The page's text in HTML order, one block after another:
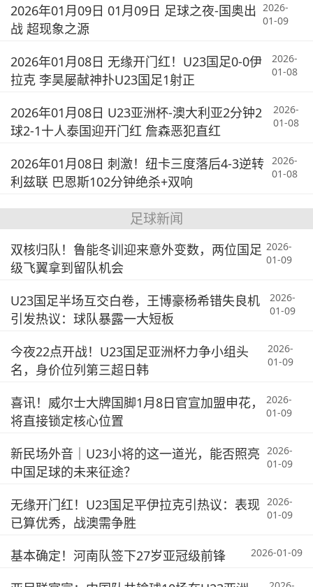
2026年01月09日 01月09日 足球之夜-国奥出
战 超现象之源
2026-
01-09
2026年01月08日 无缘开门红！U23国足0-0伊
拉克 李昊屡献神扑U23国足1射正
2026-
01-08
2026年01月08日 U23亚洲杯-澳大利亚2分钟2
球2-1十人泰国迎开门红 詹森恶犯直红
2026-
01-08
2026年01月08日 刺激！纽卡三度落后4-3逆转
利兹联 巴恩斯102分钟绝杀+双响
2026-
01-08
足球新闻
双核归队！鲁能冬训迎来意外变数，两位国足
级飞翼拿到留队机会
2026-
01-09
U23国足半场互交白卷，王博豪杨希错失良机
引发热议：球队暴露一大短板
2026-
01-09
今夜22点开战！U23国足亚洲杯力争小组头
名，身价位列第三超日韩
2026-
01-09
喜讯！威尔士大牌国脚1月8日官宣加盟申花，
将直接锁定核心位置
2026-
01-09
新民场外音｜U23小将的这一道光，能否照亮
中国足球的未来征途？
2026-
01-09
无缘开门红！U23国足平伊拉克引热议：表现
已算优秀，战澳需争胜
2026-
01-09
基本确定！河南队签下27岁亚冠级前锋 2026-01-09